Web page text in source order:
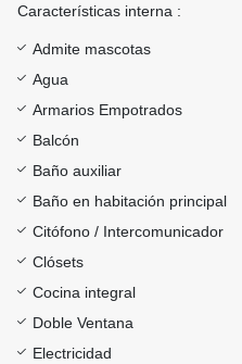
Características interna :
Admite mascotas
Agua
Armarios Empotrados
Balcón
Baño auxiliar
Baño en habitación principal
Citófono / Intercomunicador
Clósets
Cocina integral
Doble Ventana
Electricidad